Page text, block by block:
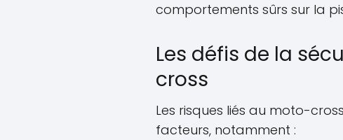
comportements sûrs sur la
Les défis de la
cross
Les risques liés au moto-
facteurs, notamment :